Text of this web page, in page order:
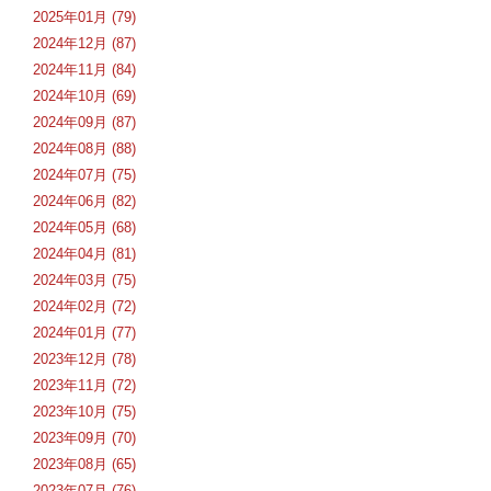
2025年01月 (79)
2024年12月 (87)
2024年11月 (84)
2024年10月 (69)
2024年09月 (87)
2024年08月 (88)
2024年07月 (75)
2024年06月 (82)
2024年05月 (68)
2024年04月 (81)
2024年03月 (75)
2024年02月 (72)
2024年01月 (77)
2023年12月 (78)
2023年11月 (72)
2023年10月 (75)
2023年09月 (70)
2023年08月 (65)